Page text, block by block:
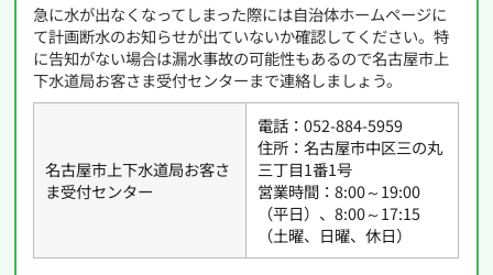
急に水が出なくなってしまった際には自治体ホームページに
て計画断水のお知らせが出ていないか確認してください。特
に告知がない場合は漏水事故の可能性もあるので名古屋市上
下水道局お客さま受付センターまで連絡しましょう。
名古屋市上下水道局お客さ
ま受付センター
電話：052-884-5959
住所：名古屋市中区三の丸
三丁目1番1号
営業時間：8:00～19:00
（平日）、8:00～17:15
（土曜、日曜、休日）